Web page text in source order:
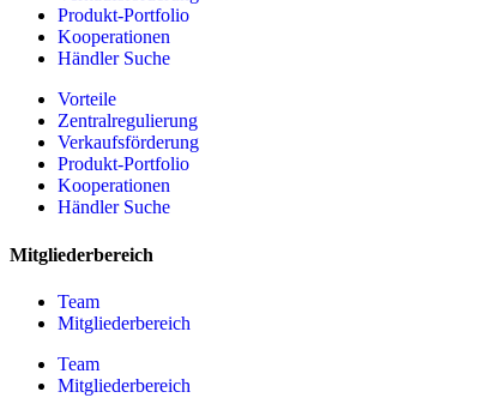
Produkt-Portfolio
Kooperationen
Händler Suche
Vorteile
Zentralregulierung
Verkaufsförderung
Produkt-Portfolio
Kooperationen
Händler Suche
Mitgliederbereich
Team
Mitgliederbereich
Team
Mitgliederbereich